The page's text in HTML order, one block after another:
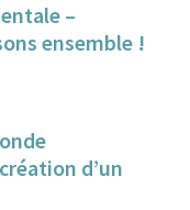
–
ensemble !
d’un